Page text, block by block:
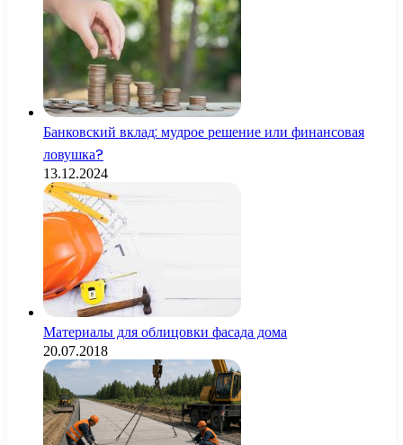
Банковский вклад: мудрое решение или финансовая
ловушка?
13.12.2024
Материалы для облицовки фасада дома
20.07.2018